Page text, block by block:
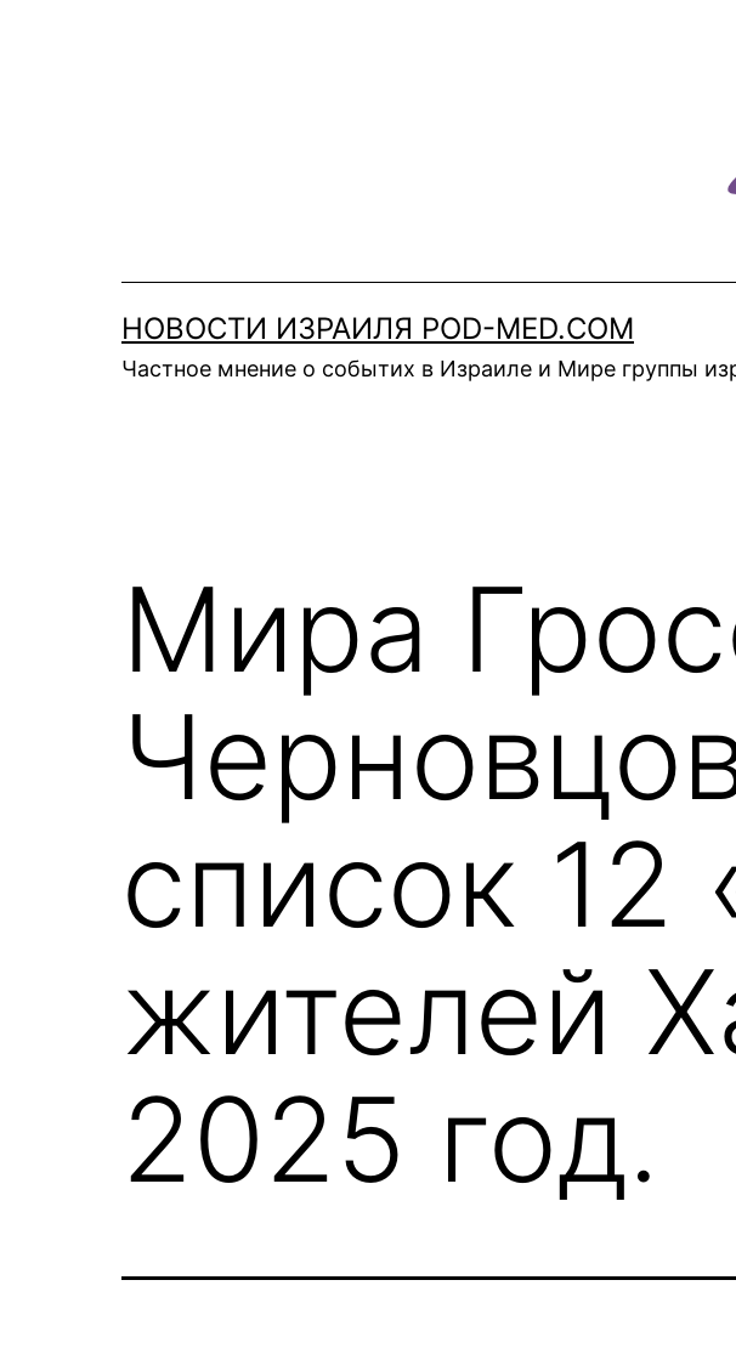
НОВОСТИ ИЗРАИЛЯ POD-MED.COM
Частное мнение о событих в Израиле и Мире группы
Мира
список 12
жителей
2025 год.